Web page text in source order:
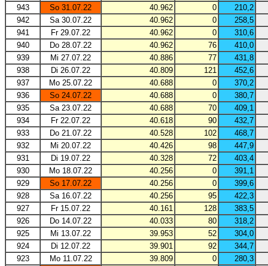
943
So 31.07.22 40.962 0
210,2
942
Sa 30.07.22 40.962 0
258,5
941
Fr 29.07.22 40.962 0
310,6
940
Do 28.07.22 40.962 76
410,0
939
Mi 27.07.22 40.886 77
431,8
938
Di 26.07.22 40.809 121
452,6
937
Mo 25.07.22 40.688 0
370,2
936
So 24.07.22 40.688 0
380,7
935
Sa 23.07.22 40.688 70
409,1
934
Fr 22.07.22 40.618 90
432,7
933
Do 21.07.22 40.528 102
468,7
932
Mi 20.07.22 40.426 98
447,9
931
Di 19.07.22 40.328 72
403,4
930
Mo 18.07.22 40.256 0
391,1
929
So 17.07.22 40.256 0
399,6
928
Sa 16.07.22 40.256 95
422,3
927
Fr 15.07.22 40.161 128
383,5
926
Do 14.07.22 40.033 80
318,2
925
Mi 13.07.22 39.953 52
304,0
924
Di 12.07.22 39.901 92
344,7
923
Mo 11.07.22 39.809 0
280,3